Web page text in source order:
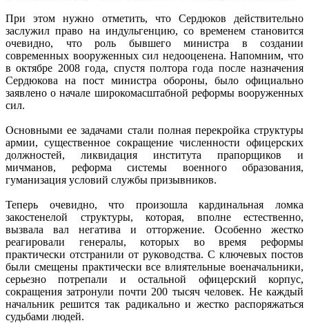
При этом нужно отметить, что Сердюков действительно
заслужил право на индульгенцию, со временем становится
очевидно, что роль бывшего министра в создании
современных вооруженных сил недооценена. Напомним, что
в октябре 2008 года, спустя полтора года после назначения
Сердюкова на пост министра обороны, было официально
заявлено о начале широкомасштабной реформы вооруженных
сил.
Основными ее задачами стали полная перекройка структуры
армии, существенное сокращение численности офицерских
должностей, ликвидация института прапорщиков и
мичманов, реформа системы военного образования,
гуманизация условий службы призывников.
Теперь очевидно, что произошла кардинальная ломка
закостенелой структуры, которая, вполне естественно,
вызвала вал негатива и отторжение. Особенно жестко
реагировали генералы, которых во время реформы
практически отстранили от руководства. С ключевых постов
были смещены практически все влиятельные военачальники,
серьезно потрепали и остальной офицерский корпус,
сокращения затронули почти 200 тысяч человек. Не каждый
начальник решится так радикально и жестко распоряжаться
судьбами людей.